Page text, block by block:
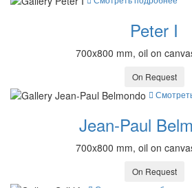
Peter I
700x800 mm, oil on
On Request
Jean-Paul
700x800 mm, oil on
On Request